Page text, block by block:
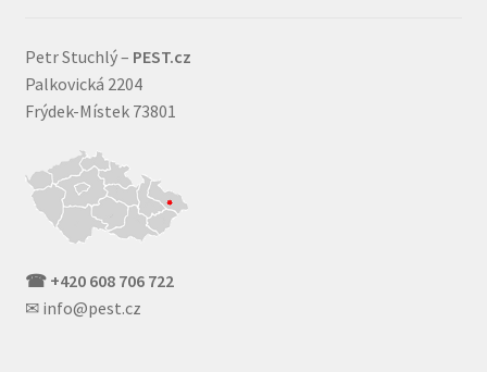
Petr Stuchlý – PEST.cz
Palkovická 2204
Frýdek-Místek 73801
☎ +420 608 706 722
✉ info@pest.cz